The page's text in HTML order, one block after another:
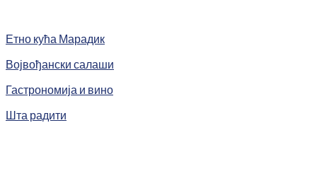
Етно кућа Марадик
Војвођански салаши
Гастрономија и вино
Шта радити